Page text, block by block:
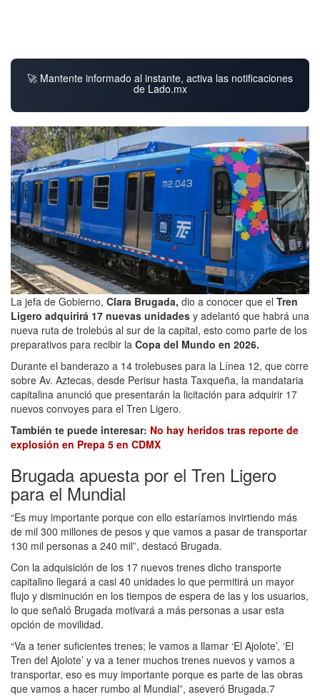
🚀 Mantente informado al instante, activa las notificaciones
de Lado.mx
La jefa de Gobierno, Clara Brugada, dio a conocer que el Tren
Ligero adquirirá 17 nuevas unidades y adelantó que habrá una
nueva ruta de trolebús al sur de la capital, esto como parte de los
preparativos para recibir la Copa del Mundo en 2026.
Durante el banderazo a 14 trolebuses para la Línea 12, que corre
sobre Av. Aztecas, desde Perisur hasta Taxqueña, la mandataria
capitalina anunció que presentarán la licitación para adquirir 17
nuevos convoyes para el Tren Ligero.
También te puede interesar: No hay heridos tras reporte de
explosión en Prepa 5 en CDMX
Brugada apuesta por el Tren Ligero
para el Mundial
“Es muy importante porque con ello estaríamos invirtiendo más
de mil 300 millones de pesos y que vamos a pasar de transportar
130 mil personas a 240 mil”, destacó Brugada.
Con la adquisición de los 17 nuevos trenes dicho transporte
capitalino llegará a casi 40 unidades lo que permitirá un mayor
flujo y disminución en los tiempos de espera de las y los usuarios,
lo que señaló Brugada motivará a más personas a usar esta
opción de movilidad.
“Va a tener suficientes trenes; le vamos a llamar ‘El Ajolote’, ‘El
Tren del Ajolote’ y va a tener muchos trenes nuevos y vamos a
transportar, eso es muy importante porque es parte de las obras
que vamos a hacer rumbo al Mundial”, aseveró Brugada.7